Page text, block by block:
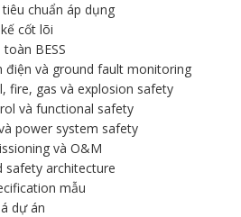
chuẩn áp dụng
cốt lõi
BESS
điện và ground fault monitoring
fire, gas và explosion safety
và functional safety
power system safety
và O&M
safety architecture
mẫu
dự án